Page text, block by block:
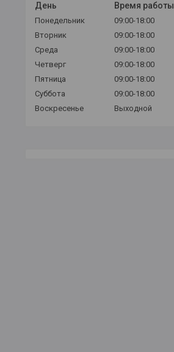
День
Время работы
Понедельник
09:00-18:00
Вторник
09:00-18:00
Среда
09:00-18:00
Четверг
09:00-18:00
Пятница
09:00-18:00
Суббота
09:00-18:00
Воскресенье
Выходной